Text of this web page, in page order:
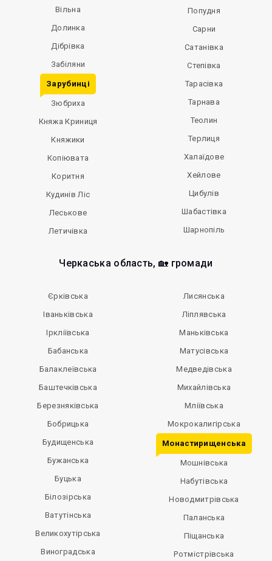
Вільна
Долинка
Дібрівка
Забіляни
Зарубинці
Зюбриха
Княжа Криниця
Княжики
Копіювата
Коритня
Кудинів Ліс
Леськове
Летичівка
Попудня
Сарни
Сатанівка
Степівка
Тарасівка
Тарнава
Теолин
Терлиця
Халаїдове
Хейлове
Цибулів
Шабастівка
Шарнопіль
Черкаська область, 🏡 громади
Єрківська
Іваньківська
Іркліївська
Бабанська
Балаклеївська
Баштечківська
Березняківська
Бобрицька
Будищенська
Бужанська
Буцька
Білозірська
Ватутінська
Великохутірська
Виноградська
Лисянська
Ліплявська
Маньківська
Матусівська
Медведівська
Михайлівська
Мліївська
Мокрокалигірська
Монастирищенська
Мошнівська
Набутівська
Новодмитрівська
Паланська
Піщанська
Ротмістрівська